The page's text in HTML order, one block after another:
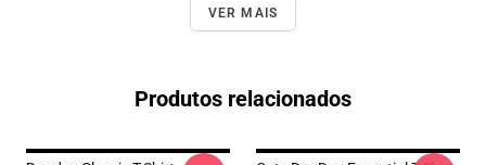
VER MAIS
Produtos relacionados